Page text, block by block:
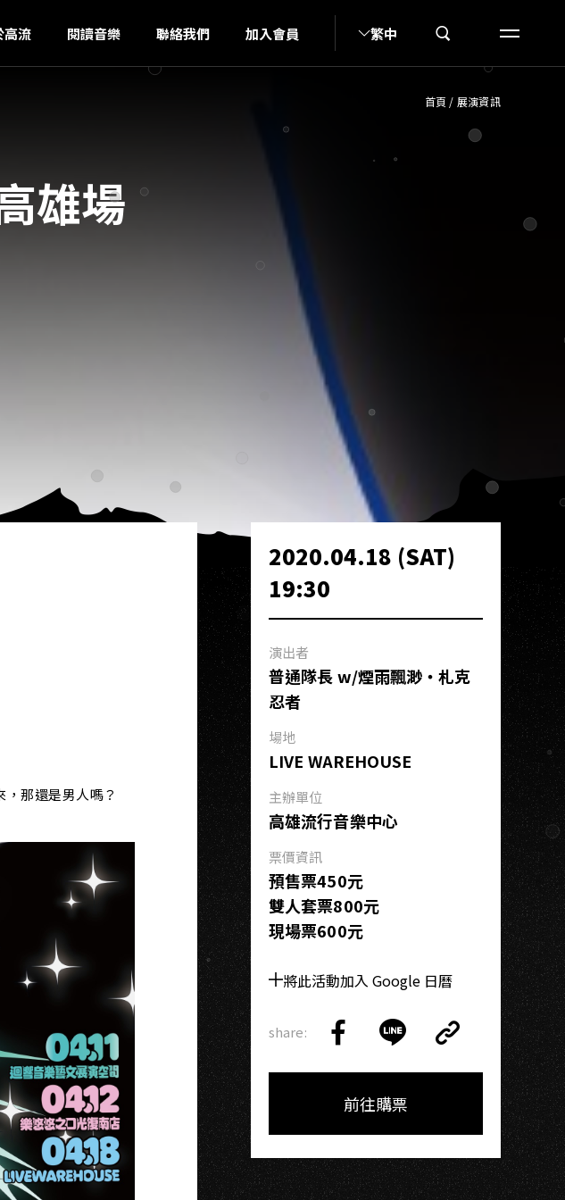
高流 閱讀音樂 聯絡我們 加入會員 繁中
首頁 / 展演資訊
雄場
那還是男人嗎？
2020.04.18 (SAT)
19:30
演出者
普通隊長 w/煙雨飄渺・札克
忍者
場地
LIVE WAREHOUSE
主辦單位
高雄流行音樂中心
票價資訊
預售票450元
雙人套票800元
現場票600元
將此活動加入 Google 日曆
share:
on
Facebook
on
LINE
Link
Copy
前往購票